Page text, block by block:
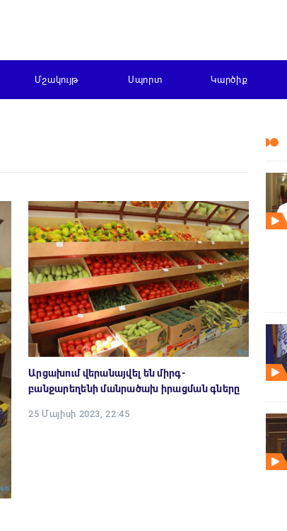
Մշակույթ Սպորտ Կարծիք
Արցախում վերանայվել են միրգ-
բանջարեղենի մանրածախ իրացման գները
25 Մայիսի 2023, 22:45